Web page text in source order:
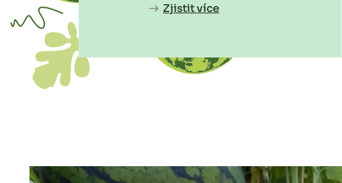
Zjistit více